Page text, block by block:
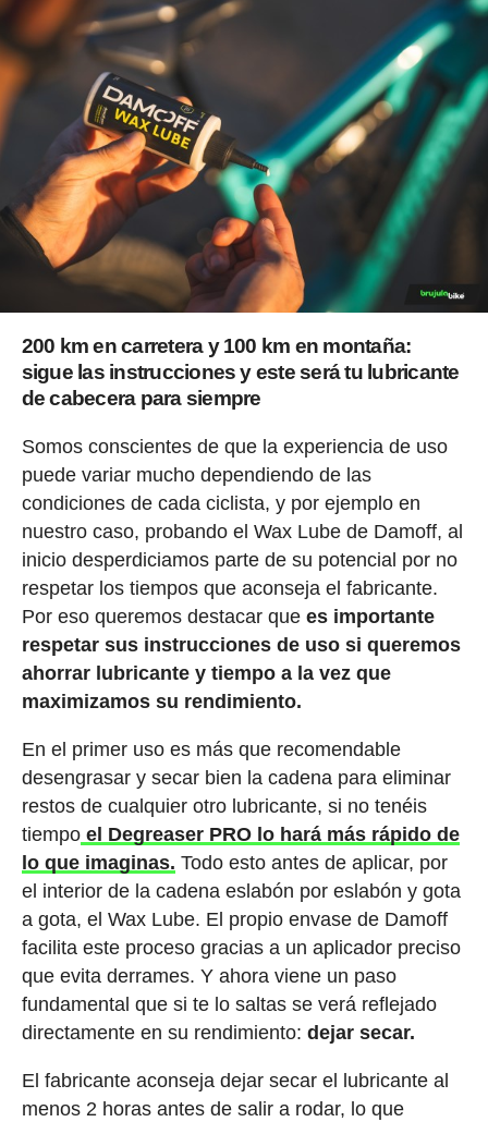
200 km en carretera y 100 km en montaña:
sigue las instrucciones y este será tu lubricante
de cabecera para siempre
Somos conscientes de que la experiencia de uso
puede variar mucho dependiendo de las
condiciones de cada ciclista, y por ejemplo en
nuestro caso, probando el Wax Lube de Damoff, al
inicio desperdiciamos parte de su potencial por no
respetar los tiempos que aconseja el fabricante.
Por eso queremos destacar que es importante
respetar sus instrucciones de uso si queremos
ahorrar lubricante y tiempo a la vez que
maximizamos su rendimiento.
En el primer uso es más que recomendable
desengrasar y secar bien la cadena para eliminar
restos de cualquier otro lubricante, si no tenéis
tiempoel Degreaser PRO lo hará más rápido de
lo que imaginas. Todo esto antes de aplicar, por
el interior de la cadena eslabón por eslabón y gota
a gota, el Wax Lube. El propio envase de Damoff
facilita este proceso gracias a un aplicador preciso
que evita derrames. Y ahora viene un paso
fundamental que si te lo saltas se verá reflejado
directamente en su rendimiento: dejar secar.
El fabricante aconseja dejar secar el lubricante al
menos 2 horas antes de salir a rodar, lo que